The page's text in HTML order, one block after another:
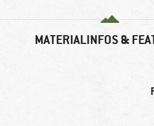
MATERIALINFOS &